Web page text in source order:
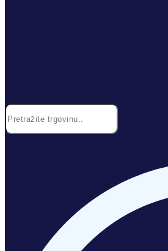
Search
...